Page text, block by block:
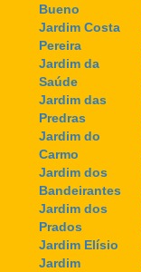
Bueno
Jardim Costa
Pereira
Jardim da
Saúde
Jardim das
Predras
Jardim do
Carmo
Jardim dos
Bandeirantes
Jardim dos
Prados
Jardim Elísio
Jardim